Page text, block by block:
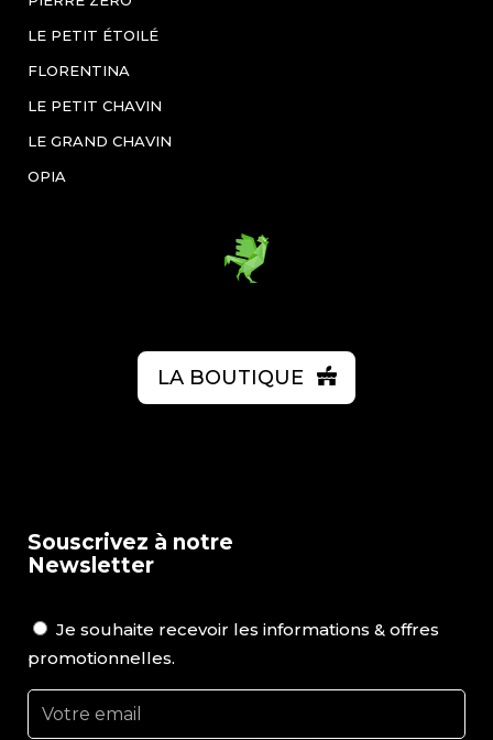
LE PETIT ÉTOILÉ
FLORENTINA
LE PETIT CHAVIN
LE GRAND CHAVIN
OPIA
LA BOUTIQUE
Souscrivez à notre
Newsletter
Je souhaite recevoir les informations & offres
promotionnelles.